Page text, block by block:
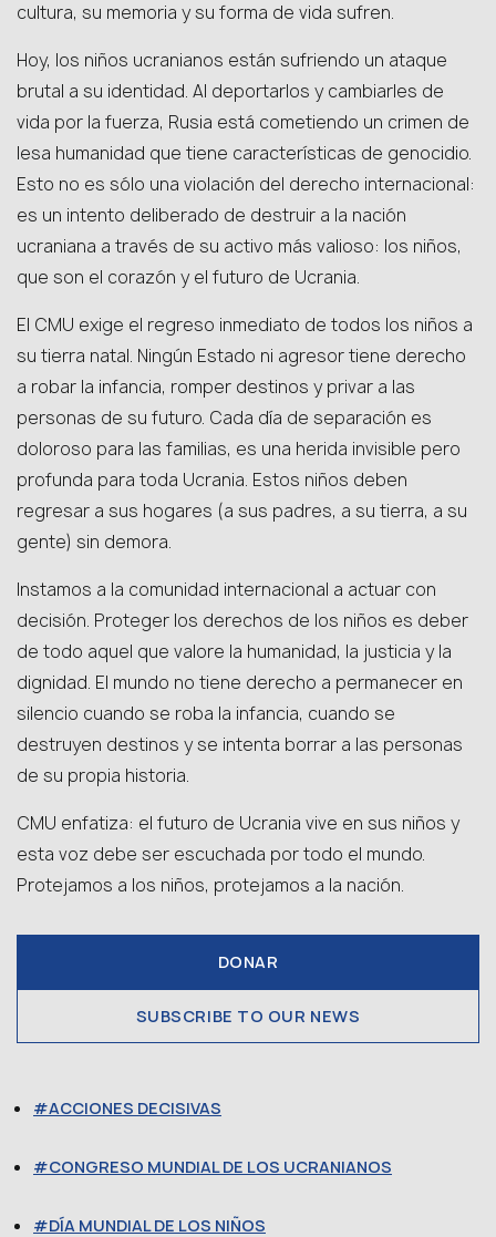
cultura, su memoria y su forma de vida sufren.
Hoy, los niños ucranianos están sufriendo un ataque
brutal a su identidad. Al deportarlos y cambiarles de
vida por la fuerza, Rusia está cometiendo un crimen de
lesa humanidad que tiene características de genocidio.
Esto no es sólo una violación del derecho internacional:
es un intento deliberado de destruir a la nación
ucraniana a través de su activo más valioso: los niños,
que son el corazón y el futuro de Ucrania.
El CMU exige el regreso inmediato de todos los niños a
su tierra natal. Ningún Estado ni agresor tiene derecho
a robar la infancia, romper destinos y privar a las
personas de su futuro. Cada día de separación es
doloroso para las familias, es una herida invisible pero
profunda para toda Ucrania. Estos niños deben
regresar a sus hogares (a sus padres, a su tierra, a su
gente) sin demora.
Instamos a la comunidad internacional a actuar con
decisión. Proteger los derechos de los niños es deber
de todo aquel que valore la humanidad, la justicia y la
dignidad. El mundo no tiene derecho a permanecer en
silencio cuando se roba la infancia, cuando se
destruyen destinos y se intenta borrar a las personas
de su propia historia.
CMU enfatiza: el futuro de Ucrania vive en sus niños y
esta voz debe ser escuchada por todo el mundo.
Protejamos a los niños, protejamos a la nación.
DONAR
SUBSCRIBE TO OUR NEWS
ACCIONES DECISIVAS
CONGRESO MUNDIAL DE LOS UCRANIANOS
DÍA MUNDIAL DE LOS NIÑOS